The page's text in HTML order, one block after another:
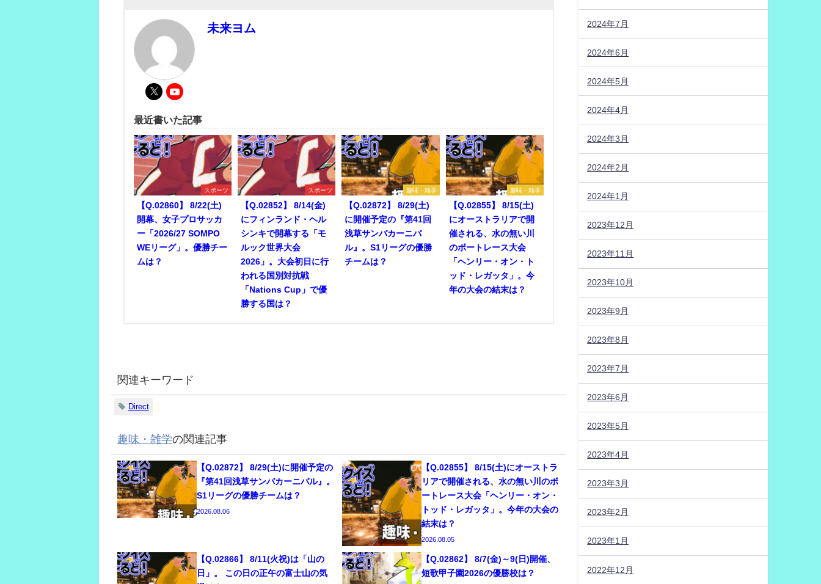
未来ヨム
最近書いた記事
スポーツ
【Q.02860】 8/22(土)
開幕、女子プロサッカ
ー「2026/27 SOMPO
WEリーグ」。優勝チー
ムは？
スポーツ
【Q.02852】 8/14(金)
にフィンランド・ヘル
シンキで開幕する「モ
ルック世界大会
2026」。大会初日に行
われる国別対抗戦
「Nations Cup」で優
勝する国は？
趣味・雑学
【Q.02872】 8/29(土)
に開催予定の『第41回
浅草サンバカーニバ
ル』。S1リーグの優勝
チームは？
趣味・雑学
【Q.02855】 8/15(土)
にオーストラリアで開
催される、水の無い川
のボートレース大会
「ヘンリー・オン・ト
ッド・レガッタ」。今
年の大会の結末は？
関連キーワード
Direct
趣味・雑学の関連記事
【Q.02872】 8/29(土)に開催予定の
『第41回浅草サンバカーニバル』。
S1リーグの優勝チームは？
2026.08.06
【Q.02855】 8/15(土)にオーストラ
リアで開催される、水の無い川のボ
ートレース大会「ヘンリー・オン・
トッド・レガッタ」。今年の大会の
結末は？
2026.08.05
【Q.02866】 8/11(火祝)は「山の
日」。 この日の正午の富士山の気
【Q.02862】 8/7(金)～9(日)開催、
短歌甲子園2026の優勝校は？
2024年7月
2024年6月
2024年5月
2024年4月
2024年3月
2024年2月
2024年1月
2023年12月
2023年11月
2023年10月
2023年9月
2023年8月
2023年7月
2023年6月
2023年5月
2023年4月
2023年3月
2023年2月
2023年1月
2022年12月